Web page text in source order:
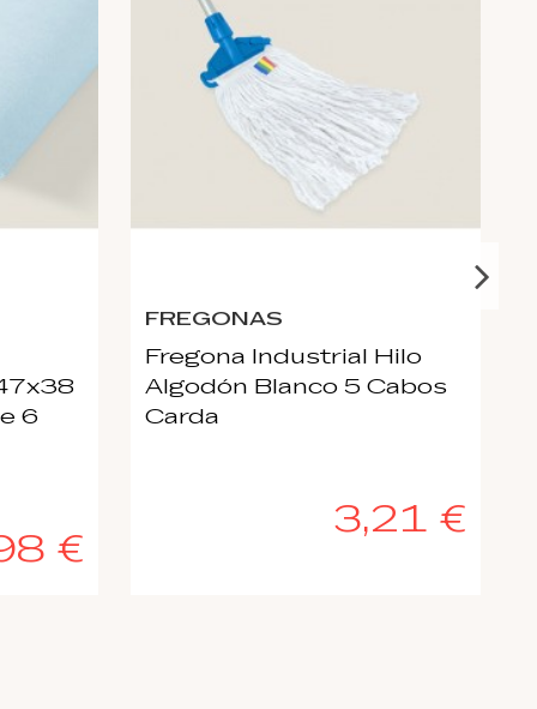
6
€
FREGONAS
Fregona Industrial Hilo
Algodón Blanco 5 Cabos
Carda
3,21 €